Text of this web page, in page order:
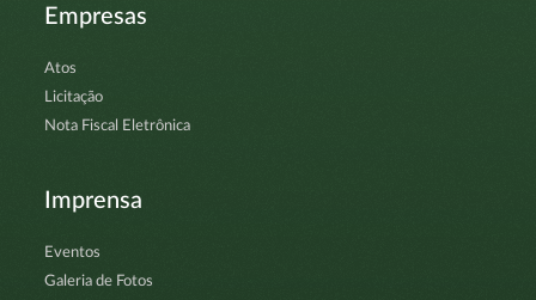
Empresas
Atos
Licitação
Nota Fiscal Eletrônica
Imprensa
Eventos
Galeria de Fotos